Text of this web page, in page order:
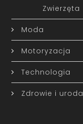
Zwierzęta
Moda
Motoryzacja
Technologia
Zdrowie i uroda